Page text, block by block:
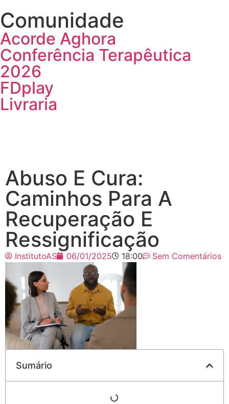
Comunidade
Acorde Aghora
Conferência Terapêutica
2026
FDplay
Livraria
Abuso E Cura:
Caminhos Para A
Recuperação E
Ressignificação
InstitutoAS 06/01/2025 18:00 Sem Comentários
Sumário